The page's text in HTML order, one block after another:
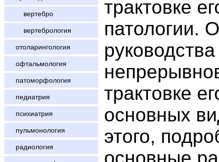
вертебро
вертебрология
отоларингология
офтальмология
патоморфология
педиатрия
психиатрия
пульмонология
радиология
трактовке
патологии.
трактовке
основных
этого,